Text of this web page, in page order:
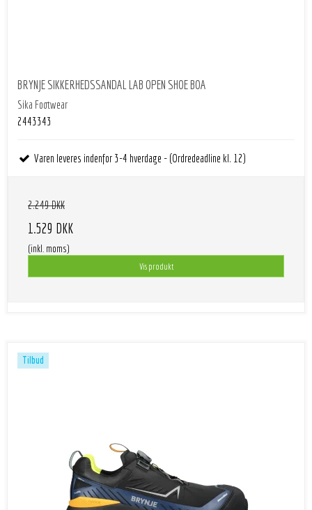
BRYNJE SIKKERHEDSSANDAL LAB OPEN SHOE BOA
Sika Footwear
2443343
Varen leveres indenfor 3-4 hverdage - (Ordredeadline kl. 12)
2.249 DKK
1.529 DKK
(inkl. moms)
Vis produkt
Tilbud